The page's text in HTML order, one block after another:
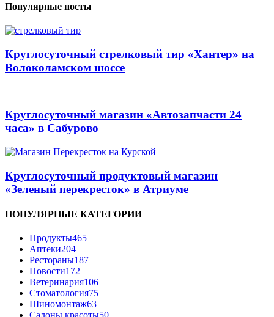
Популярные посты
Круглосуточный стрелковый тир «Хантер» на
Волоколамском шоссе
Круглосуточный магазин «Автозапчасти 24
часа» в Сабурово
Круглосуточный продуктовый магазин
«Зеленый перекресток» в Атриуме
ПОПУЛЯРНЫЕ КАТЕГОРИИ
Продукты465
Аптеки204
Рестораны187
Новости172
Ветеринария106
Стоматология75
Шиномонтаж63
Салоны красоты50